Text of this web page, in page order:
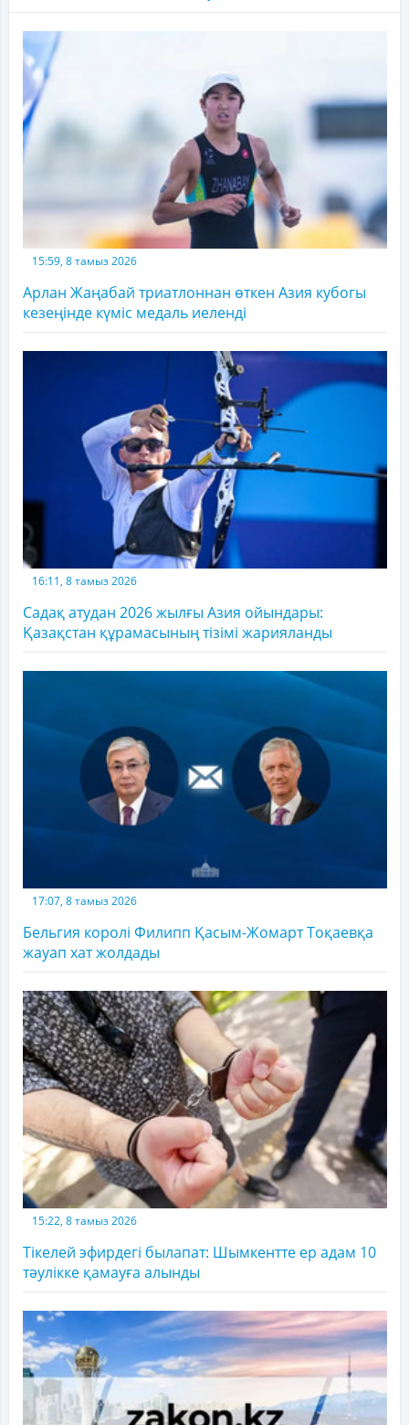
15:59, 8 тамыз 2026
Арлан Жаңабай триатлоннан өткен Азия кубогы
кезеңінде күміс медаль иеленді
16:11, 8 тамыз 2026
Садақ атудан 2026 жылғы Азия ойындары:
Қазақстан құрамасының тізімі жарияланды
17:07, 8 тамыз 2026
Бельгия королі Филипп Қасым-Жомарт Тоқаевқа
жауап хат жолдады
15:22, 8 тамыз 2026
Тікелей эфирдегі былапат: Шымкентте ер адам 10
тәулікке қамауға алынды